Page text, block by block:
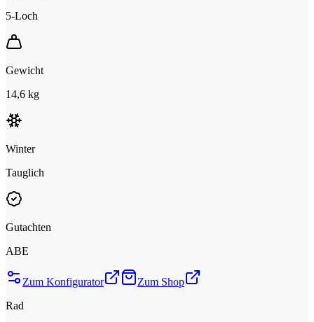
5-Loch
Gewicht
14,6 kg
Winter
Tauglich
Gutachten
ABE
Zum Konfigurator
Zum Shop
Rad